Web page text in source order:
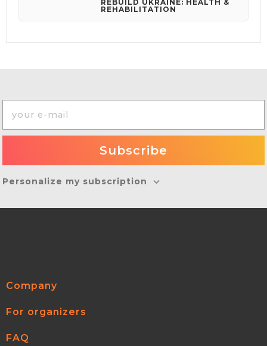
REBUILD UKRAINE: HEALTH &
REHABILITATION
Personalize my subscription
Company
For organizers
FAQ